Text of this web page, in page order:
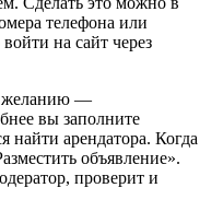
телефона или
на сайт через
желанию —
вы заполните
найти арендатора. Когда
объявление».
проверит и